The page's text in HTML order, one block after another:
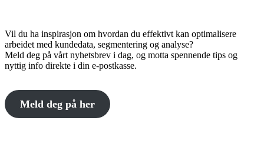
Vil du ha inspirasjon om hvordan du effektivt kan optimalisere
arbeidet med kundedata, segmentering og analyse?
Meld deg på vårt nyhetsbrev i dag, og motta spennende tips og
nyttig info direkte i din e-postkasse.
Meld deg på her